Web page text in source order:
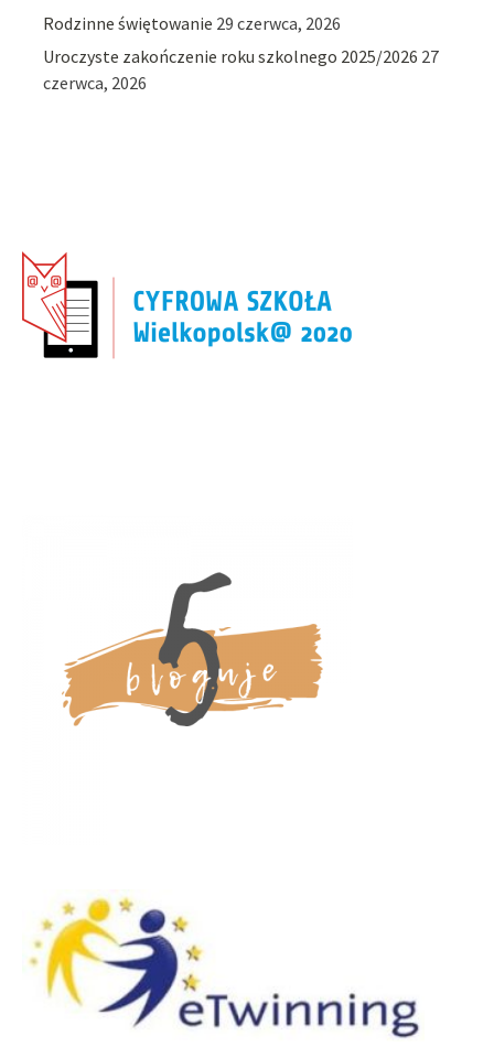
Rodzinne świętowanie 29 czerwca, 2026
Uroczyste zakończenie roku szkolnego 2025/2026 27
czerwca, 2026